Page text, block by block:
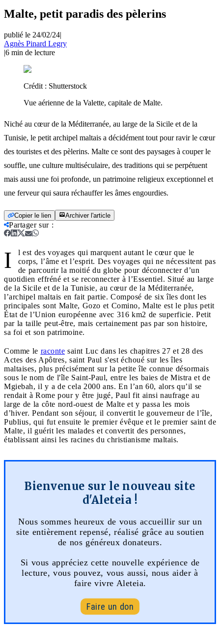
Malte, petit paradis des pèlerins
publié le 24/02/24|
Agnès Pinard Legry
|6 min de lecture
Crédit : Shutterstock
Vue aérienne de la Valette, capitale de Malte.
Niché au cœur de la Méditerranée, au large de la Sicile et de la
Tunisie, le petit archipel maltais a décidément tout pour ravir le cœur
des touristes et des pèlerins. Malte ce sont des paysages à couper le
souffle, une culture multiséculaire, des traditions qui se perpétuent
mais aussi une foi profonde, un patrimoine religieux exceptionnel et
une ferveur qui saura réchauffer les âmes engourdies.
Copier le lien Archiver l'article
Partager sur:
I
l est des voyages qui marquent autant le cœur que le
corps, l’âme et l’esprit. Des voyages qui ne nécessitent pas
de parcourir la moitié du globe pour déconnecter d’un
quotidien effréné et se reconnecter à l’Essentiel. Situé au large
de la Sicile et de la Tunisie, au cœur de la Méditerranée,
l’archipel maltais en fait partie. Composé de six îles dont les
principales sont Malte, Gozo et Comino, Malte est le plus petit
État de l’Union européenne avec 316 km2 de superficie. Petit
par la taille peut-être, mais certainement pas par son histoire,
sa foi et son patrimoine.
Comme le raconte saint Luc dans les chapitres 27 et 28 des
Actes des Apôtres, saint Paul s'est échoué sur les îles
maltaises, plus précisément sur la petite île connue désormais
sous le nom de l'île Saint-Paul, entre les baies de Mistra et de
Mgiebah, il y a de cela 2000 ans. En l’an 60, alors qu’il se
rendait à Rome pour y être jugé, Paul fit ainsi naufrage au
large de la côte nord-ouest de Malte et y passa les mois
d’hiver. Pendant son séjour, il convertit le gouverneur de l’île,
Publius, qui fut ensuite le premier évêque et le premier saint de
Malte, il guérit les malades et convertit des personnes,
établissant ainsi les racines du christianisme maltais.
Bienvenue sur le nouveau site
d'Aleteia !
Nous sommes heureux de vous accueillir sur un
site entièrement repensé, réalisé grâce au soutien
de nos généreux donateurs.
Si vous appréciez cette nouvelle expérience de
lecture, vous pouvez, vous aussi, nous aider à
faire vivre Aleteia.
Faire un don